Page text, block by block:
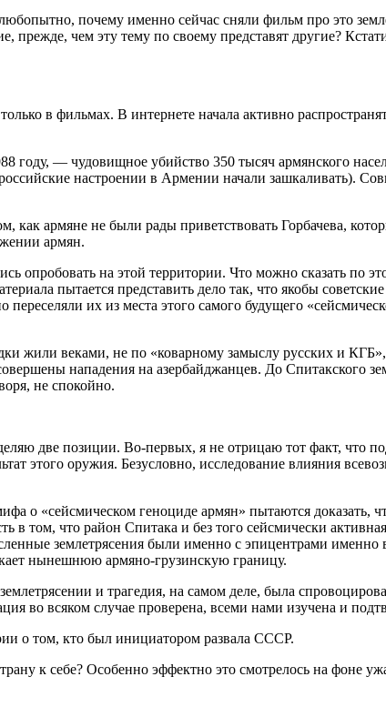
почему именно сейчас сняли фильм про это
чем эту тему по своему представят другие?
в фильмах. В интернете начала активно
году, — чудовищное убийство 350 тысяч армянского
настроении в Армении начали зашкаливать).
как армяне не были рады приветствовать Горбачева,
армян.
на этой территории. Что можно сказать по
пытается представить дело так, что якобы
их из места этого самого будущего
жили веками, не по «коварному замыслу русских и
нападения на азербайджанцев. До Спитакского
не спокойно.
две позиции. Во-первых, я не отрицаю тот факт, что
этого оружия. Безусловно, исследование влияния
о «сейсмическом геноциде армян» пытаются доказать,
том, что район Спитака и без того сейсмически
землетрясения были именно с эпицентрами именно
нынешнюю армяно-грузинскую границу.
и трагедия, на самом деле, была
во всяком случае проверена, всеми нами изучена и
о том, кто был инициатором развала СССР.
к себе? Особенно эффектно это смотрелось на фоне